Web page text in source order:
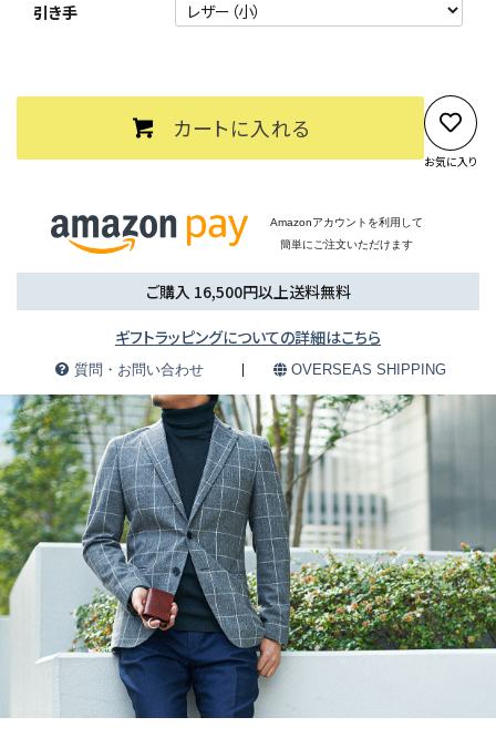
引き手
カートに入れる
お気に入り
Amazonアカウントを利用して
簡単にご注文いただけます
ご購入 16,500円以上送料無料
ギフトラッピングについての詳細はこちら
質問・お問い合わせ OVERSEAS SHIPPING